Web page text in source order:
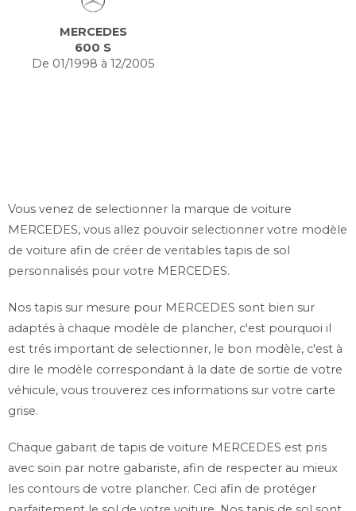
MERCEDES
600 S
De 01/1998 à 12/2005
Vous venez de selectionner la marque de voiture
MERCEDES, vous allez pouvoir selectionner votre modèle
de voiture afin de créer de veritables tapis de sol
personnalisés pour votre MERCEDES.
Nos tapis sur mesure pour MERCEDES sont bien sur
adaptés à chaque modèle de plancher, c'est pourquoi il
est trés important de selectionner, le bon modèle, c'est à
dire le modèle correspondant à la date de sortie de votre
véhicule, vous trouverez ces informations sur votre carte
grise.
Chaque gabarit de tapis de voiture MERCEDES est pris
avec soin par notre gabariste, afin de respecter au mieux
les contours de votre plancher. Ceci afin de protéger